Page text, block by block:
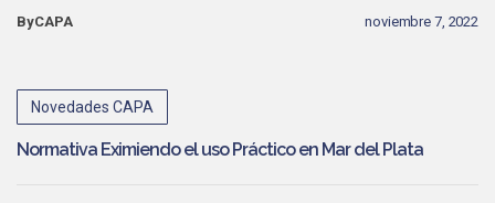
ByCAPA noviembre 7, 2022
Novedades CAPA
Normativa Eximiendo el uso Práctico en Mar del Plata